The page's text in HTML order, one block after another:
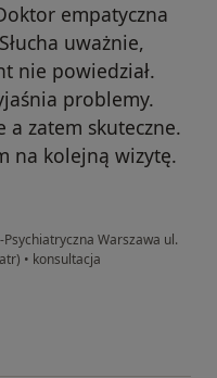
empatyczna
uważnie,
nie powiedział.
problemy.
zatem skuteczne.
na kolejną wizytę.
Warszawa ul.
• konsultacja